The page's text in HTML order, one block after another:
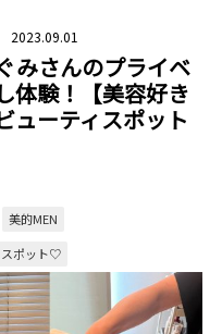
2023.09.01
みさんのプライベ
体験！【美容好き
ューティスポット
美的MEN
スポット♡